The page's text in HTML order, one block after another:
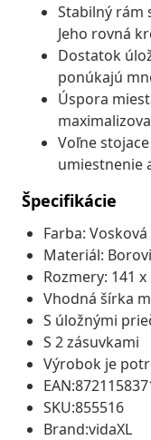
Stabilný rám
Jeho rovná
Dostatok
ponúkajú
Úspora
Voľne
umiestnenie
Špecifikácie
Farba:
Materiál:
Rozmery: 141 x
Vhodná šírka
S úložnými
S 2 zásuvkami
Výrobok je
SKU:855516
Brand:vidaXL